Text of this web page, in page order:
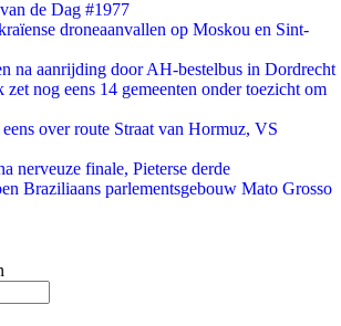
de Dag #1977
droneaanvallen op Moskou en Sint-
na aanrijding door AH-bestelbus in Dordrecht
nog eens 14 gemeenten onder toezicht om
over route Straat van Hormuz, VS
nerveuze finale, Pieterse derde
Braziliaans parlementsgebouw Mato Grosso